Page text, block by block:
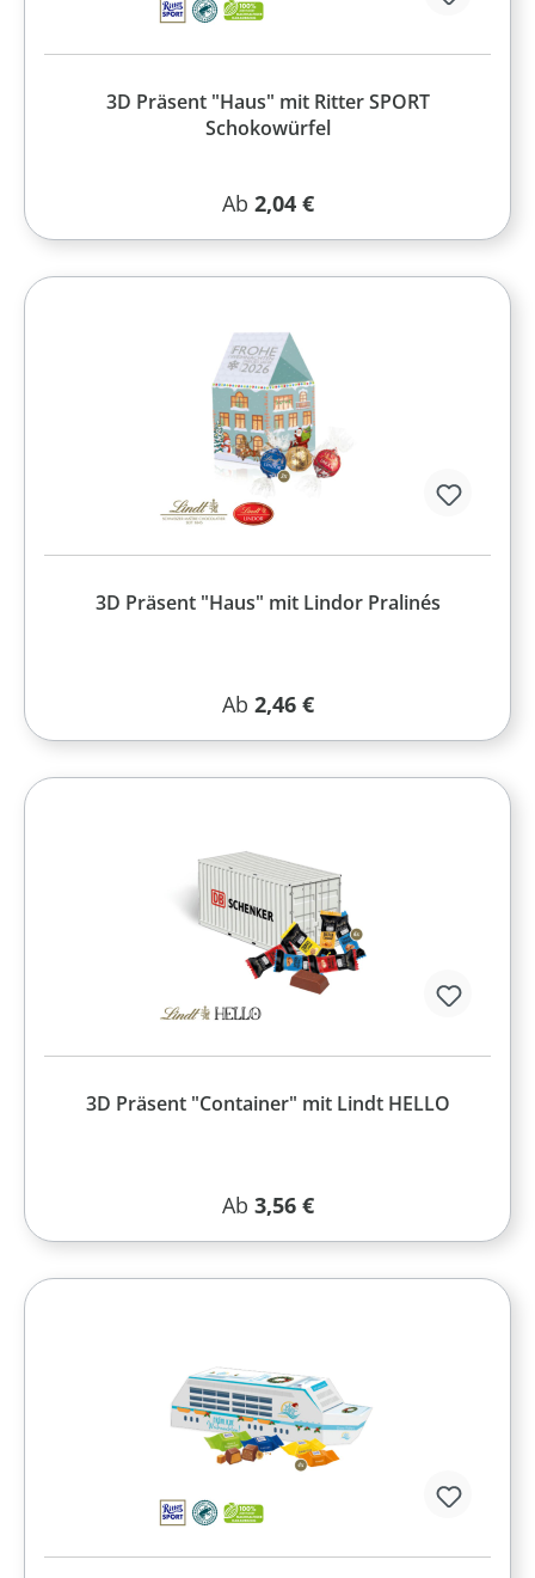
3D Präsent "Haus" mit Ritter SPORT
Schokowürfel
Regulärer Preis:
Ab 2,04 €
3D Präsent "Haus" mit Lindor Pralinés
Regulärer Preis:
Ab 2,46 €
3D Präsent "Container" mit Lindt HELLO
Regulärer Preis:
Ab 3,56 €